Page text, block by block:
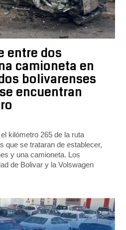
entre dos
camioneta en
bolivarenses
encuentran
kilómetro 265 de la ruta
que se trataran de establecer,
y una camioneta. Los
de Bolivar y la Volswagen